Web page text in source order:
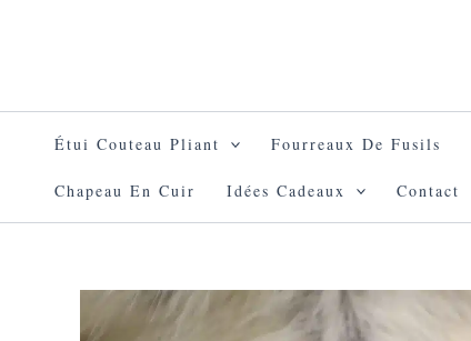
Étui Couteau Pliant Fourreaux De Fusils
Chapeau En Cuir Idées Cadeaux Contact